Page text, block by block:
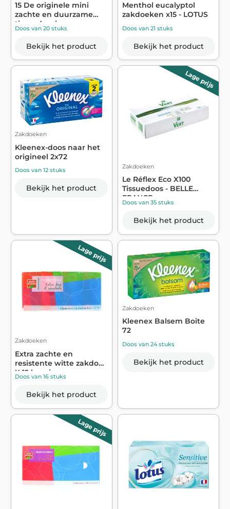
15 De originele mini
zachte en duurzame
tissuedoosjes...
Doos van 20 stuks
Bekijk het product
Menthol eucalyptol
zakdoeken x15 - LOTUS
Doos van 21 stuks
Bekijk het product
Zakdoeken
Kleenex-doos naar het
origineel 2x72
Doos van 12 stuks
Bekijk het product
Lage prijs
Zakdoeken
Le Réflex Eco X100
Tissuedoos - BELLE
FRANCE
Doos van 35 stuks
Bekijk het product
Lage prijs
Zakdoeken
Extra zachte en
resistente witte zakdoek
X 12 hoesjes...
Doos van 16 stuks
Bekijk het product
Zakdoeken
Kleenex Balsem Boite
72
Doos van 24 stuks
Bekijk het product
Lage prijs